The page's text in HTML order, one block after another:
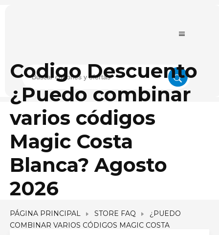
Codigo Descuento
¿Puedo combinar
varios códigos
Magic Costa
Blanca? Agosto
2026
PÁGINA PRINCIPAL STORE FAQ
¿PUEDO
COMBINAR VARIOS CÓDIGOS MAGIC COSTA